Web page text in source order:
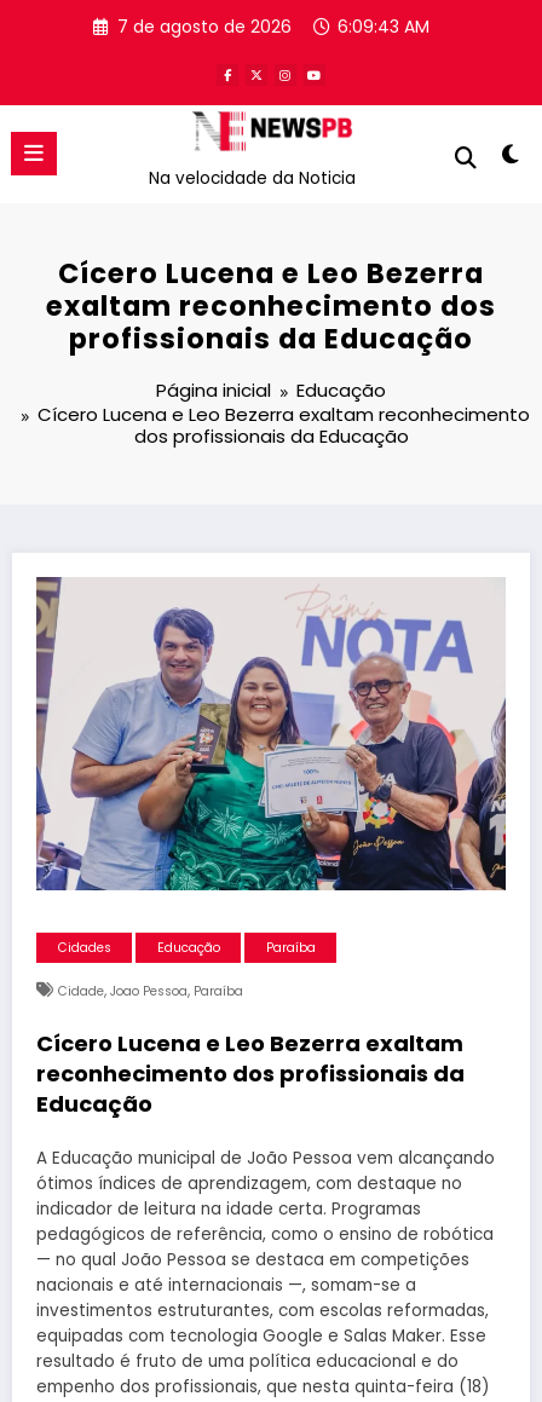
7 de agosto de 2026 6:09:43 AM
Na velocidade da Noticia
Cícero Lucena e Leo Bezerra
exaltam reconhecimento dos
profissionais da Educação
Página inicial
Educação
Cícero Lucena e Leo Bezerra exaltam reconhecimento
dos profissionais da Educação
Cidades Educação Paraíba
Cidade, Joao Pessoa, Paraíba
Cícero Lucena e Leo Bezerra exaltam
reconhecimento dos profissionais da
Educação
A Educação municipal de João Pessoa vem alcançando
ótimos índices de aprendizagem, com destaque no
indicador de leitura na idade certa. Programas
pedagógicos de referência, como o ensino de robótica
— no qual João Pessoa se destaca em competições
nacionais e até internacionais —, somam-se a
investimentos estruturantes, com escolas reformadas,
equipadas com tecnologia Google e Salas Maker. Esse
resultado é fruto de uma política educacional e do
empenho dos profissionais, que nesta quinta-feira (18)